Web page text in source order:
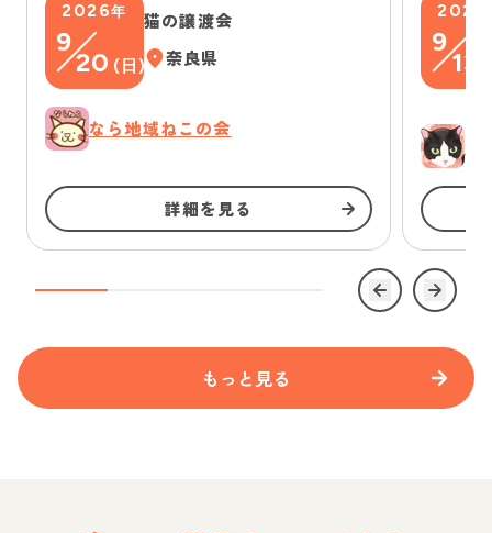
2026年
9
20 ( 日)
猫の譲渡会
奈良県
なら地域ねこの会
詳細を見る
2026
9
13
ゆ
もっと見る